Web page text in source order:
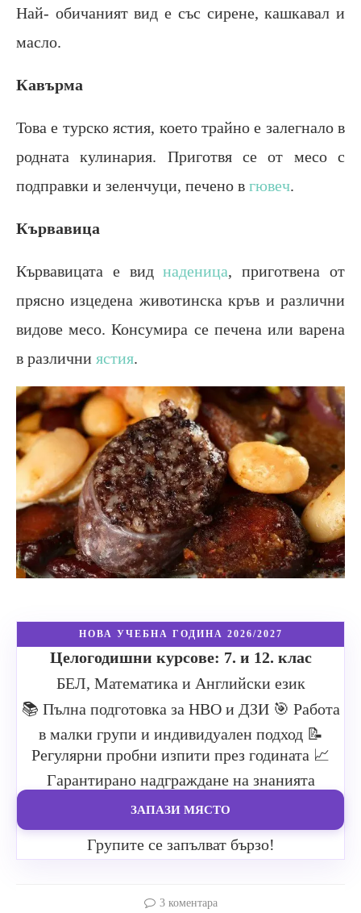
Най- обичаният вид е със сирене, кашкавал и
масло.
Кавърма
Това е турско ястия, което трайно е залегнало в
родната кулинария. Приготвя се от месо с
подправки и зеленчуци, печено в гювеч.
Кървавица
Кървавицата е виднаденица, приготвена от
прясно изцедена животинска кръв и различни
видове месо. Консумира се печена или варена
в различни ястия.
НОВА УЧЕБНА ГОДИНА 2026/2027
Целогодишни курсове: 7. и 12. клас
БЕЛ, Математика и Английски език
📚 Пълна подготовка за НВО и ДЗИ 🎯 Работа
в малки групи и индивидуален подход 📝
Регулярни пробни изпити през годината 📈
Гарантирано надграждане на знанията
ЗАПАЗИ МЯСТО
Групите се запълват бързо!
3 коментара